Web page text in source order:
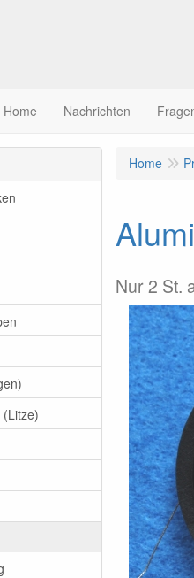
Home Nachrichten
Home
Nur 2 St.